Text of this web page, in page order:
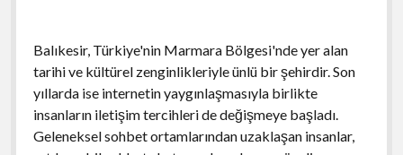
Balıkesir, Türkiye'nin Marmara Bölgesi'nde yer alan
tarihi ve kültürel zenginlikleriyle ünlü bir şehirdir. Son
yıllarda ise internetin yaygınlaşmasıyla birlikte
insanların iletişim tercihleri de değişmeye başladı.
Geleneksel sohbet ortamlarından uzaklaşan insanlar,